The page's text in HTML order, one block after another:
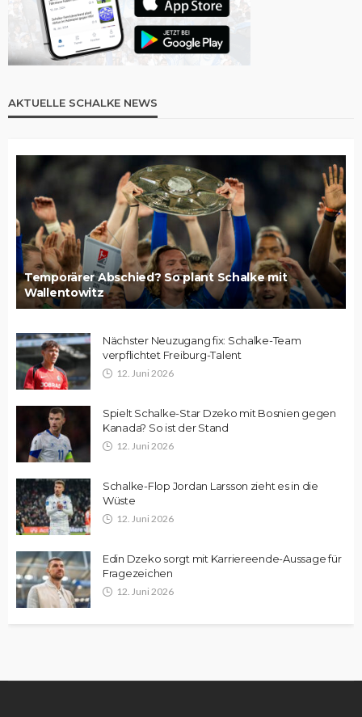
AKTUELLE SCHALKE NEWS
Temporärer Abschied? So plant Schalke mit
Wallentowitz
Nächster Neuzugang fix: Schalke-Team
verpflichtet Freiburg-Talent
12. Juni 2026
Spielt Schalke-Star Dzeko mit Bosnien gegen
Kanada? So ist der Stand
12. Juni 2026
Schalke-Flop Jordan Larsson zieht es in die
Wüste
12. Juni 2026
Edin Dzeko sorgt mit Karriereende-Aussage für
Fragezeichen
12. Juni 2026